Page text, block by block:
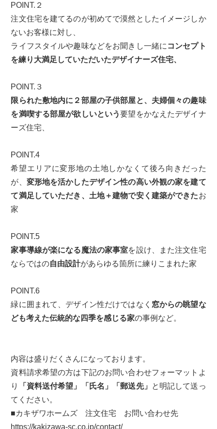
POINT.２
注文住宅を建てるのが初めてで漠然としたイメージしか
ないお客様に対し、
ライフスタイルや趣味などをお聞きし一緒に コンセプト
を練り大満足していただいたデザイナーズ住宅、
POINT.３
限られた敷地内に ２部屋の子供部屋と、夫婦個々の趣味
を満喫する部屋が欲しいという要望をかなえたデザイナ
ーズ住宅、
POINT.4
希望エリアに変形地の土地しかなくて後ろ向きだった
が、 変形地を活かしたデザイン性の高い外観の家を建て
て満足していただき、土地＋建物で安く建築ができたお
家
POINT.5
家事導線が楽になる魔法の家事室を設け、また注文住宅
ならではの自由設計があらゆる箇所に練りこまれた家
POINT.6
緑に囲まれて、デザイン性だけではなく 窓からの眺望な
ども考えた伝統的な四季を感じる家の事例など。
内容は盛りだくさんになっております。
資料請求希望の方は下記のお問い合わせフォーマットよ
り
「資料送付希望」「氏名」「郵送先」
と明記して送っ
てください。
■カキザワホームズ 注文住宅 お問い合わせ先
https://kakizawa-sc.co.jp/contact/